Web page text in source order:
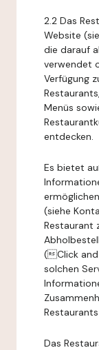
2.2 Das
Website
die darauf
verwendet
Verfügung
Menüs
entdecken.
Es bietet
(siehe
Restaurant
(Click and
solchen
Das